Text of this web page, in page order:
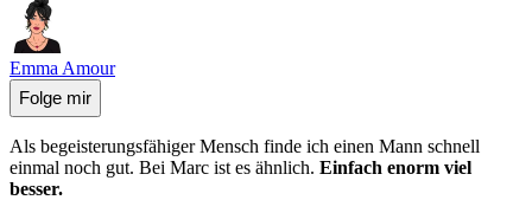
Emma Amour
Folge mir
Als begeisterungsfähiger Mensch finde ich einen Mann schnell
einmal noch gut. Bei Marc ist es ähnlich. Einfach enorm viel
besser.